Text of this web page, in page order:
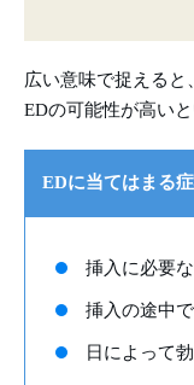
広い意味で捉えると
EDの可能性が高いと
EDに当てはまる
挿入に必要
挿入の途中
日によって